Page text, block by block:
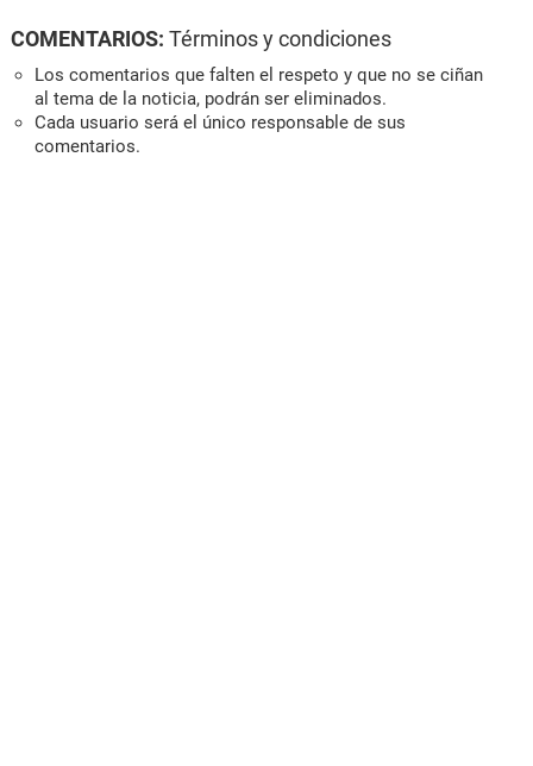
COMENTARIOS: Términos y condiciones
Los comentarios que falten el respeto y que no se ciñan
al tema de la noticia, podrán ser eliminados.
Cada usuario será el único responsable de sus
comentarios.